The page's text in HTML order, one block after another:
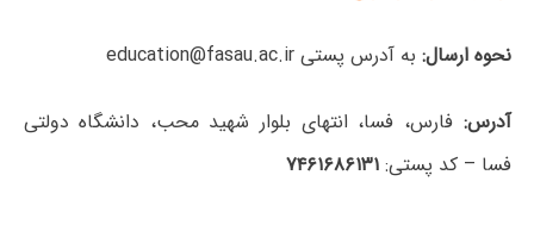
نحوه ارسال: به آدرس پستیeducation@fasau.ac.ir
آدرس: فارس، فسا، انتهای بلوار شهید محب، دانشگاه دولتی
فسا – کد پستی:
۷۴۶۱۶۸۶۱۳۱